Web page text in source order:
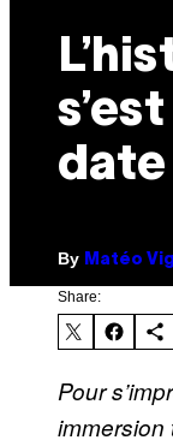
date
By Matéo
Share:
Pour
immersion